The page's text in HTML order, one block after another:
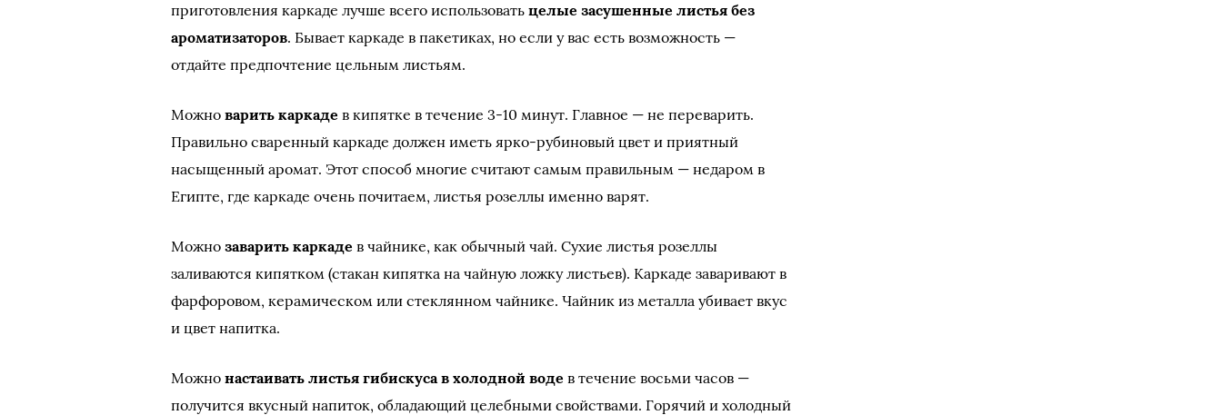
приготовления каркаде лучше всего использоватьцелые засушенные листья без
ароматизаторов. Бывает каркаде в пакетиках, но если у вас есть возможность —
отдайте предпочтение цельным листьям.
Можноварить каркаде в кипятке в течение 3-10 минут. Главное — не переварить.
Правильно сваренный каркаде должен иметь ярко-рубиновый цвет и приятный
насыщенный аромат. Этот способ многие считают самым правильным — недаром в
Египте, где каркаде очень почитаем, листья розеллы именно варят.
Можнозаварить каркаде в чайнике, как обычный чай. Сухие листья розеллы
заливаются кипятком (стакан кипятка на чайную ложку листьев). Каркаде заваривают в
фарфоровом, керамическом или стеклянном чайнике. Чайник из металла убивает вкус
и цвет напитка.
Можнонастаивать листья гибискуса в холодной воде в течение восьми часов —
получится вкусный напиток, обладающий целебными свойствами. Горячий и холодный